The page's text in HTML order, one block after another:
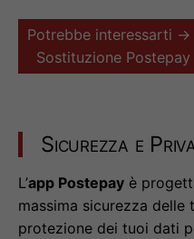
Potrebbe interessarti →
Sostituzione
Sicurezza e
L’app Postepay è
massima sicurezza delle
protezione dei tuoi dati